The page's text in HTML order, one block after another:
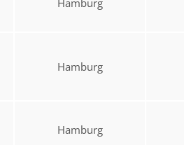
Hamburg
Hamburg
Hamburg